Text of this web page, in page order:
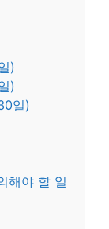
)
)
일)
해야 할 일